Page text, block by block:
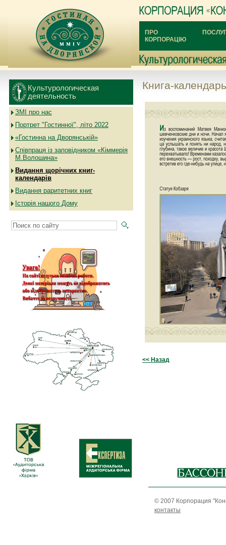
ПРО
КОРПОРАЦІЮ
Культурологическая
деятельность
ЗМІ про нас
Портрет "Гостинної", літо 2022
«Гостинна на Дворянській»
Співпраця із заповідником «Кіммерія
М.Волошина»
Видання щорічних книг-
календарів
Видання раритетних книг
Історія нашого Дому
Книга-
<< Назад
© 2007 Корпорация
контакты